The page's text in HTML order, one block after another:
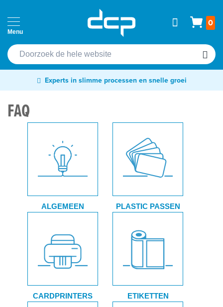
naar
de
inhoud
0
Passen
Cardprinters
Labelprinters
Experts in slimme processen en snelle groei
FAQ
ALGEMEEN PLASTIC PASSEN
CARDPRINTERS ETIKETTEN